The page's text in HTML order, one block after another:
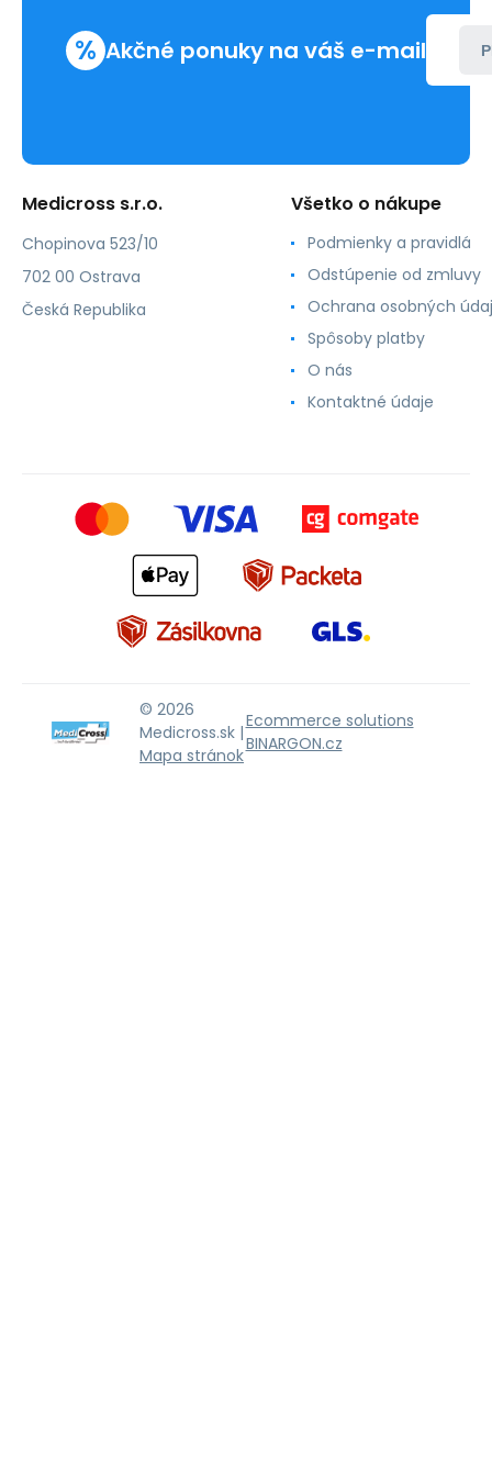
% Akčné ponuky na váš e-mail
Medicross s.r.o.
Chopinova 523/10
702 00 Ostrava
Česká Republika
Všetko o nákupe
Podmienky a pravidlá
Odstúpenie od zmluvy
Ochrana osobných
Spôsoby platby
O nás
Kontaktné údaje
© 2026
Medicross.sk |
Mapa stránok
Ecommerce solutions
BINARGON.cz